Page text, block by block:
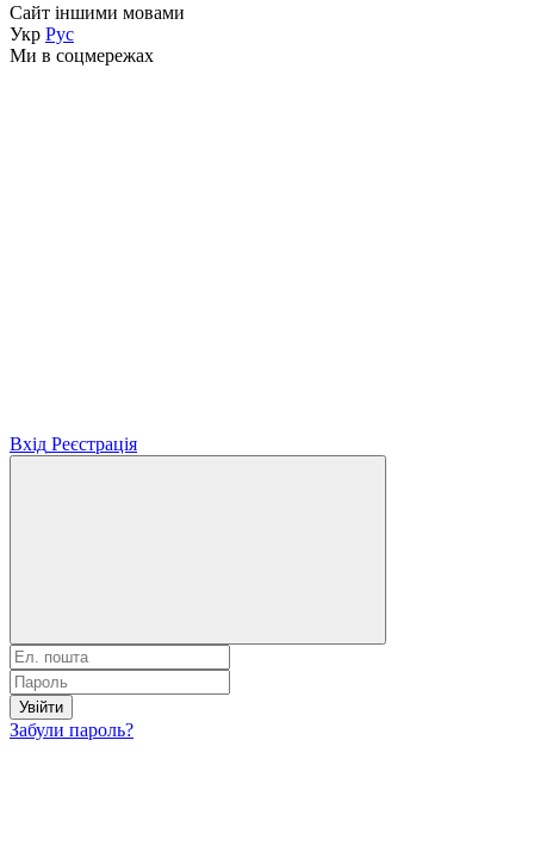
Сайт іншими мовами
Укр Рус
Ми в соцмережах
Вхід Реєстрація
Увійти
Забули пароль?